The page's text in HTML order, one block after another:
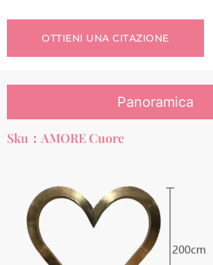
OTTIENI UNA CITAZIONE
Panoramica
Sku：AMORE Cuore